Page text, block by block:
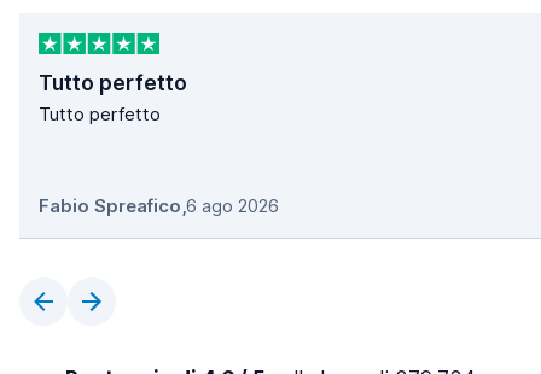
Tutto perfetto
Tutto perfetto
Fabio Spreafico,6 ago 2026